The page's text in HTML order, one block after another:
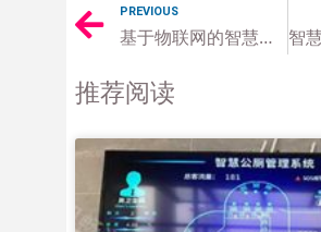
PREVIOUS
基于物联网的智慧环保监管平台构建与实现
推荐阅读